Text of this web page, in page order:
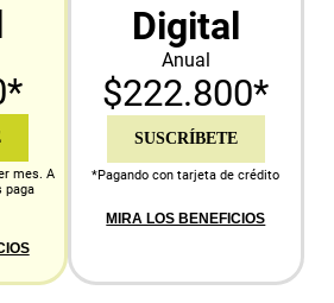
mes. A
paga
Digital
Anual
$222.800*
SUSCRÍBETE
*Pagando con tarjeta de crédito
MIRA LOS BENEFICIOS